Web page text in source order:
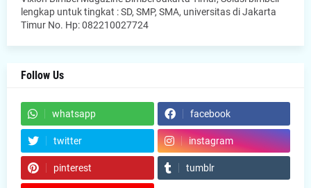
lengkap untuk tingkat : SD, SMP, SMA, universitas di Jakarta
Timur No. Hp: 082210027724
Follow Us
whatsapp facebook
twitter instagram
pinterest tumblr